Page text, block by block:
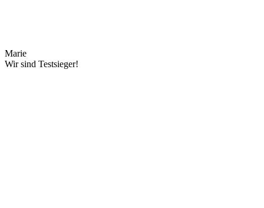
Marie
Wir sind Testsieger!